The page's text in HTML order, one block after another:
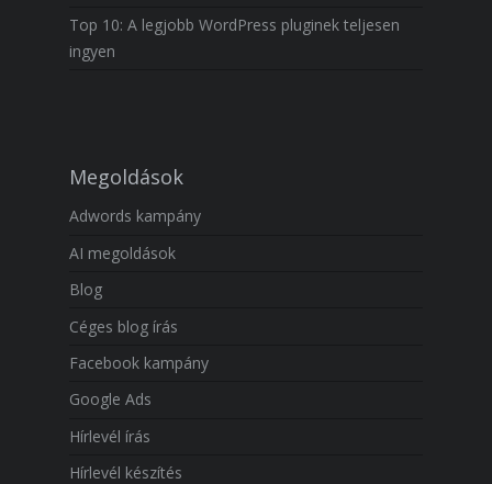
Top 10: A legjobb WordPress pluginek teljesen
ingyen
Megoldások
Adwords kampány
AI megoldások
Blog
Céges blog írás
Facebook kampány
Google Ads
Hírlevél írás
Hírlevél készítés